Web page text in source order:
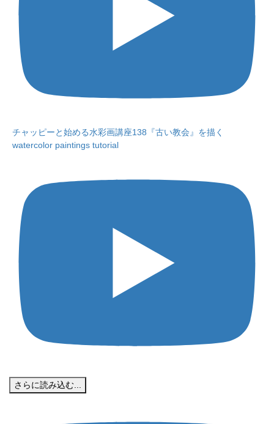
チャッピーと始める水彩画講座138『古い教会』を描く
watercolor paintings tutorial
さらに読み込む...